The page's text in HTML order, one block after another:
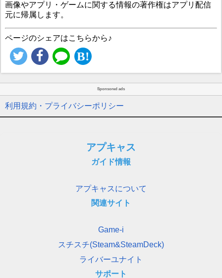
画像やアプリ・ゲームに関する情報の著作権はアプリ配信
元に帰属します。
ページのシェアはこちらから♪
Sponsored ads
利用規約・プライバシーポリシー
アプキャス
ガイド情報
アプキャスについて
関連サイト
Game-i
スチスチ(Steam&SteamDeck)
ライバーユナイト
サポート